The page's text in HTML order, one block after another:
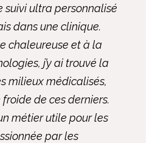
suivi ultra personnalisé
dans une clinique.
chaleureuse et à la
j’y ai trouvé la
milieux médicalisés,
froide de ces derniers.
métier utile pour les
par les